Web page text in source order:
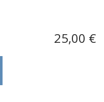
25,00 €